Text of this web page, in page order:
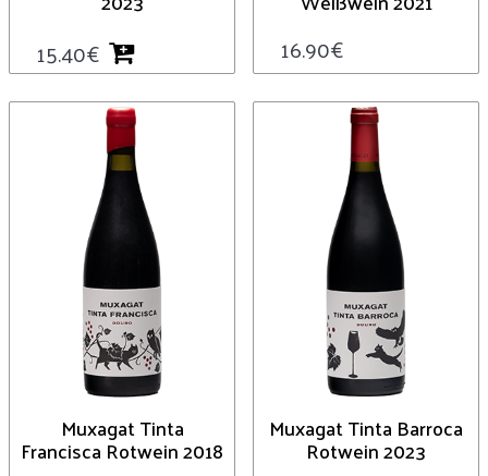
15.40€ 16.90€
Muxagat Tinta
Francisca Rotwein 2018
Muxagat Tinta Barroca
Rotwein 2023